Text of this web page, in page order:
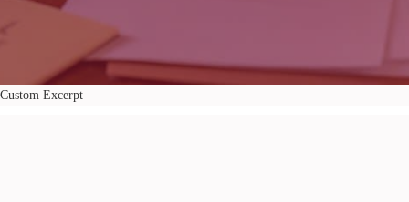
Custom Excerpt